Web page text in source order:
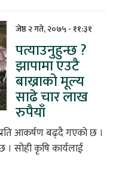
जेष्ठ २ गते, २०७५ - ११:३१
पत्याउनुहुन्छ ?
झापामा एउटै
बाख्राको मूल्य
साढे चार लाख
रुपैयाँ
आकर्षण बढ्दै गएको छ ।
सोही कृषि कार्यलाई